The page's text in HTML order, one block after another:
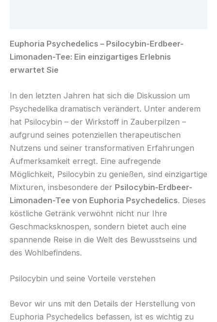
Euphoria Psychedelics – Psilocybin-Erdbeer-
Limonaden-Tee: Ein einzigartiges Erlebnis
erwartet Sie
In den letzten Jahren hat sich die Diskussion um
Psychedelika dramatisch verändert. Unter anderem
hat Psilocybin – der Wirkstoff in Zauberpilzen –
aufgrund seines potenziellen therapeutischen
Nutzens und seiner transformativen Erfahrungen
Aufmerksamkeit erregt. Eine aufregende
Möglichkeit, Psilocybin zu genießen, sind einzigartige
Mixturen, insbesondere der Psilocybin-Erdbeer-
Limonaden-Tee von Euphoria Psychedelics. Dieses
köstliche Getränk verwöhnt nicht nur Ihre
Geschmacksknospen, sondern bietet auch eine
spannende Reise in die Welt des Bewusstseins und
des Wohlbefindens.
Psilocybin und seine Vorteile verstehen
Bevor wir uns mit den Details der Herstellung von
Euphoria Psychedelics befassen, ist es wichtig zu